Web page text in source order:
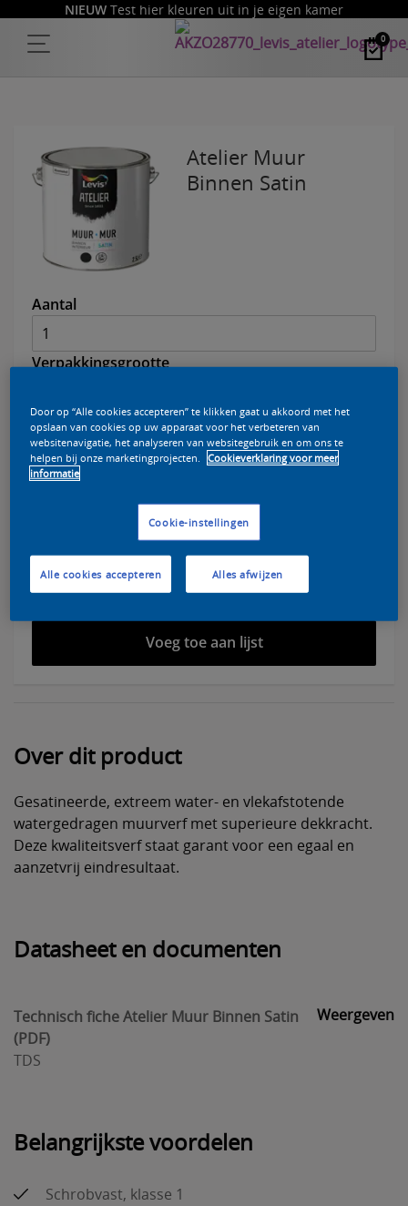
NIEUW Test hier kleuren uit in je eigen kamer
0
Atelier Muur
Binnen Satin
Aantal
Verpakkingsgrootte
Vind een verkooppunt
Voeg toe aan lijst
Over dit product
Gesatineerde, extreem water- en vlekafstotende
watergedragen muurverf met superieure dekkracht.
Deze kwaliteitsverf staat garant voor een egaal en
aanzetvrij eindresultaat.
Datasheet en documenten
Technisch fiche Atelier Muur Binnen Satin
(PDF)
TDS
Weergeven
Belangrijkste voordelen
Schrobvast, klasse 1
Door op “Alle cookies accepteren” te klikken gaat u akkoord met het
opslaan van cookies op uw apparaat voor het verbeteren van
websitenavigatie, het analyseren van websitegebruik en om ons te
helpen bij onze marketingprojecten.
Cookieverklaring voor meer
informatie
Cookie-instellingen
Alles afwijzen
Alle cookies accepteren